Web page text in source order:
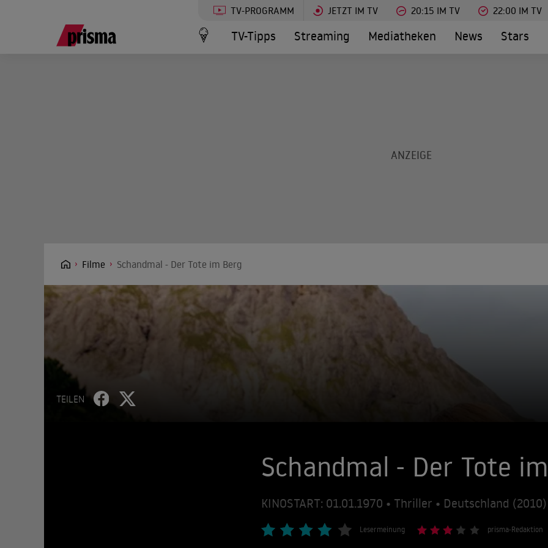
TV-PROGRAMM JETZT IM TV 20:15 IM TV 22:00 IM TV
TV-Tipps Streaming Mediatheken News Stars
Filme Schandmal - Der Tote im Berg
TEILEN
Schandmal - Der Tote
KINOSTART: 01.01.1970 • Thriller • Deutschland (2010)
Lesermeinung prisma-Redaktion